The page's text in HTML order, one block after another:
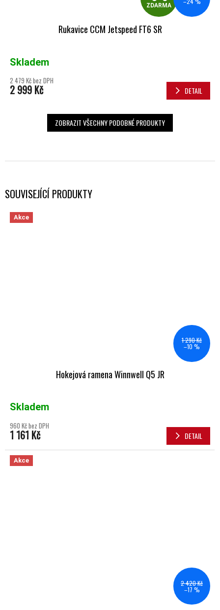
SOUVISEJÍCÍ PRODUKTY
Akce
1 290 Kč
–10 %
Hokejová ramena Winnwell Q5 JR
Skladem
960 Kč bez DPH
1 161 Kč DETAIL
Akce
2 420 Kč
–17 %
ZDARMA
Rukavice CCM Jetspeed FT6 SR
Skladem
2 479 Kč bez DPH
2 999 Kč DETAIL
ZOBRAZIT VŠECHNY PODOBNÉ PRODUKTY